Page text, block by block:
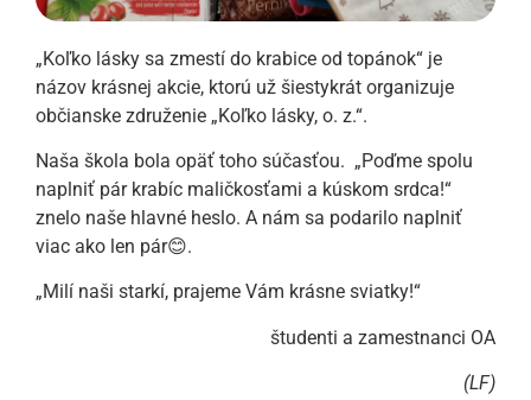
„Koľko lásky sa zmestí do krabice od topánok“ je
názov krásnej akcie, ktorú už šiestykrát organizuje
občianske združenie „Koľko lásky, o. z.“.
Naša škola bola opäť toho súčasťou. „Poďme spolu
naplniť pár krabíc maličkosťami a kúskom srdca!“
znelo naše hlavné heslo. A nám sa podarilo naplniť
viac ako len pár😊.
„Milí naši starkí, prajeme Vám krásne sviatky!“
študenti a zamestnanci OA
(LF)